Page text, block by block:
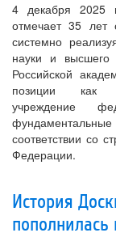
4 декабря 2025
отмечает 35 лет
системно
науки и высшего
Российской
позиции как
учреждение
соответствии со
Федерации.
История